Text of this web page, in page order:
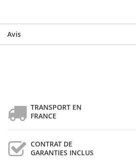
Avis
TRANSPORT EN
FRANCE
CONTRAT DE
GARANTIES INCLUS